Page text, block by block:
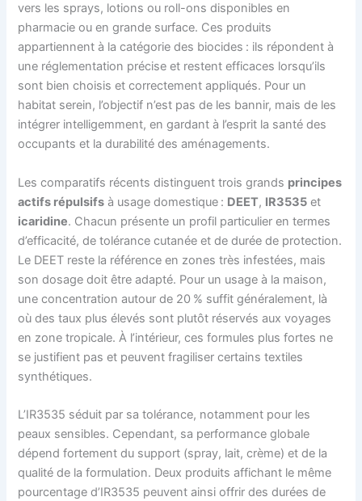
vers les sprays, lotions ou roll-ons disponibles en
pharmacie ou en grande surface. Ces produits
appartiennent à la catégorie des biocides : ils répondent à
une réglementation précise et restent efficaces lorsqu’ils
sont bien choisis et correctement appliqués. Pour un
habitat serein, l’objectif n’est pas de les bannir, mais de les
intégrer intelligemment, en gardant à l’esprit la santé des
occupants et la durabilité des aménagements.
Les comparatifs récents distinguent trois grands principes
actifs répulsifs à usage domestique : DEET, IR3535 et
icaridine. Chacun présente un profil particulier en termes
d’efficacité, de tolérance cutanée et de durée de protection.
Le DEET reste la référence en zones très infestées, mais
son dosage doit être adapté. Pour un usage à la maison,
une concentration autour de 20 % suffit généralement, là
où des taux plus élevés sont plutôt réservés aux voyages
en zone tropicale. À l’intérieur, ces formules plus fortes ne
se justifient pas et peuvent fragiliser certains textiles
synthétiques.
L’IR3535 séduit par sa tolérance, notamment pour les
peaux sensibles. Cependant, sa performance globale
dépend fortement du support (spray, lait, crème) et de la
qualité de la formulation. Deux produits affichant le même
pourcentage d’IR3535 peuvent ainsi offrir des durées de